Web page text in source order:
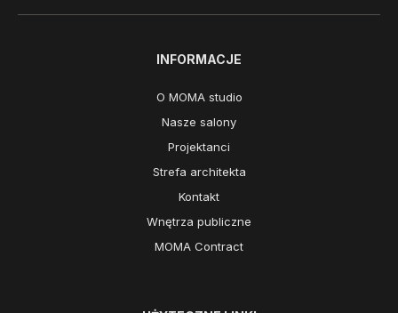
INFORMACJE
O MOMA studio
Nasze salony
Projektanci
Strefa architekta
Kontakt
Wnętrza publiczne
MOMA Contract